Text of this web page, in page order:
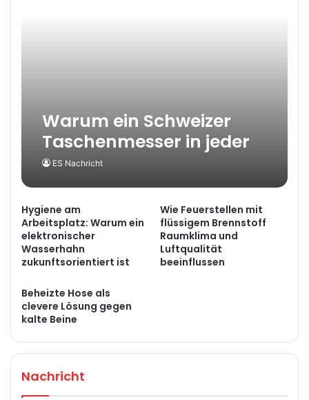
Warum ein Schweizer
Taschenmesser in jeder
Tasche Sinn macht
ES Nachricht
Hygiene am
Arbeitsplatz: Warum ein
elektronischer
Wasserhahn
zukunftsorientiert ist
Wie Feuerstellen mit
flüssigem Brennstoff
Raumklima und
Luftqualität
beeinflussen
Beheizte Hose als
clevere Lösung gegen
kalte Beine
Nachricht